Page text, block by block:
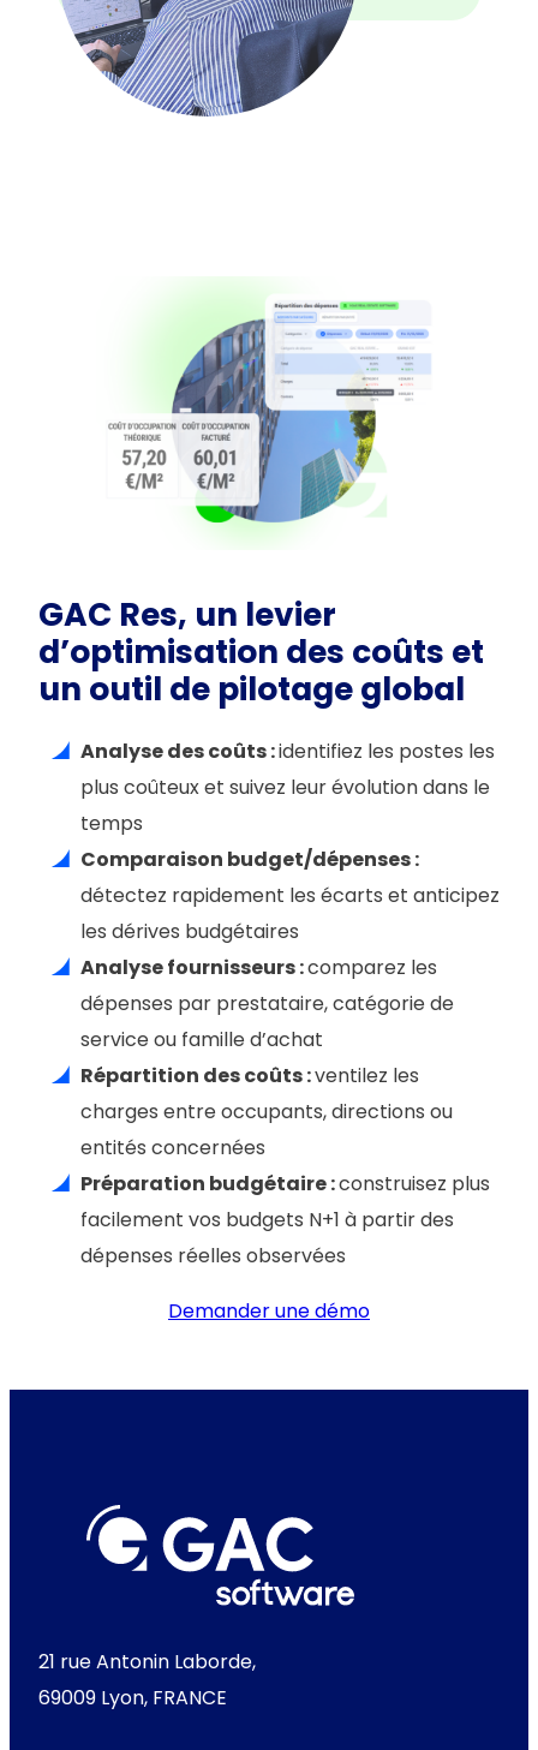
GAC Res, un levier
d’optimisation des coûts et
un outil de pilotage global
Analyse des coûts :identifiez les postes les
plus coûteux et suivez leur évolution dans le
temps
Comparaison budget/dépenses :
détectez rapidement les écarts et anticipez
les dérives budgétaires
Analyse fournisseurs :comparez les
dépenses par prestataire, catégorie de
service ou famille d’achat
Répartition des coûts :ventilez les
charges entre occupants, directions ou
entités concernées
Préparation budgétaire :construisez plus
facilement vos budgets N+1 à partir des
dépenses réelles observées
Demander une démo
21 rue Antonin Laborde,
69009 Lyon, FRANCE